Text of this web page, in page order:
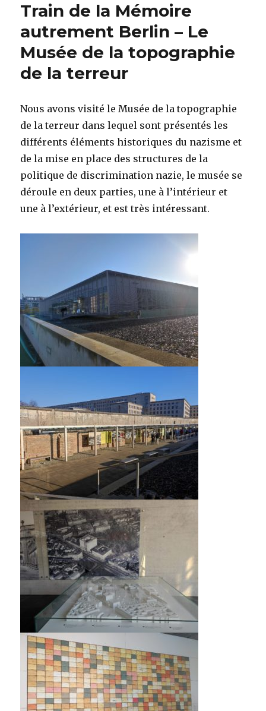
de
Mémoire
à
l’Institut
Brunoy
Train de la Mémoire
autrement Berlin – Le
Musée de la topographie
de la terreur
Nous avons visité le Musée de la topographie
de la terreur dans lequel sont présentés les
différents éléments historiques du nazisme et
de la mise en place des structures de la
politique de discrimination nazie, le musée se
déroule en deux parties, une à l’intérieur et
une à l’extérieur, et est très intéressant.